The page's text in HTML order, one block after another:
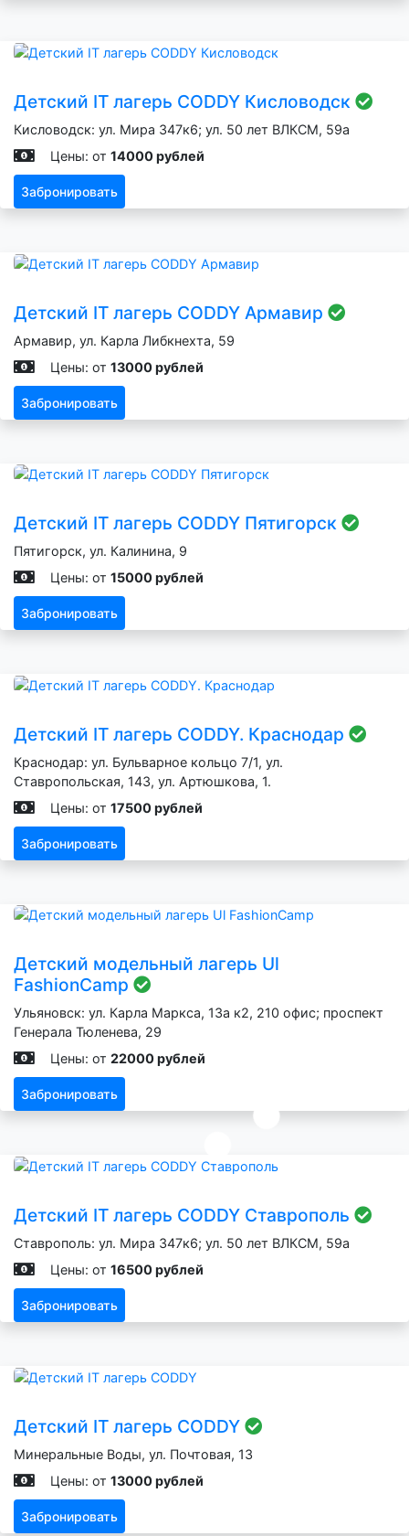
Детский IT лагерь CODDY Кисловодск
Кисловодск: ул. Мира 347к6; ул. 50 лет ВЛКСМ, 59а
Цены: от 14000 рублей
Забронировать
Детский IT лагерь CODDY Армавир
Армавир, ул. Карла Либкнехта, 59
Цены: от 13000 рублей
Забронировать
Детский IT лагерь CODDY Пятигорск
Пятигорск, ул. Калинина, 9
Цены: от 15000 рублей
Забронировать
Детский IT лагерь CODDY. Краснодар
Краснодар: ул. Бульварное кольцо 7/1, ул.
Ставропольская, 143, ул. Артюшкова, 1.
Цены: от 17500 рублей
Забронировать
Детский модельный лагерь Ul
FashionCamp
Ульяновск: ул. Карла Маркса, 13а к2, 210 офис; проспект
Генерала Тюленева, 29
Цены: от 22000 рублей
Забронировать
Детский IT лагерь CODDY Ставрополь
Ставрополь: ул. Мира 347к6; ул. 50 лет ВЛКСМ, 59а
Цены: от 16500 рублей
Забронировать
Детский IT лагерь CODDY
Минеральные Воды, ул. Почтовая, 13
Цены: от 13000 рублей
Забронировать